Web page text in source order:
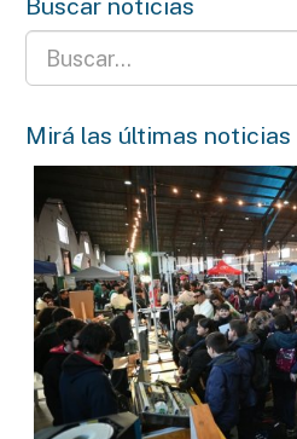
Mirá las últimas noticias